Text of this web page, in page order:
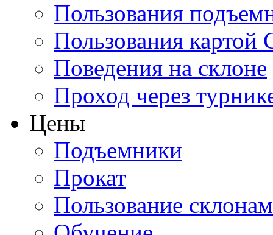
Пользования
Пользования картой
Поведения на склоне
Проход через
Цены
Подъемники
Прокат
Пользование